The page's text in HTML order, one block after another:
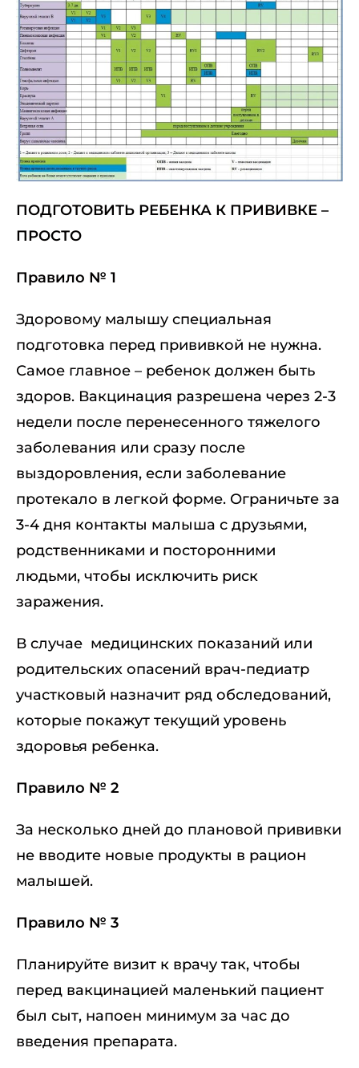
ПОДГОТОВИТЬ РЕБЕНКА К ПРИВИВКЕ –
ПРОСТО
Правило № 1
Здоровому малышу специальная
подготовка перед прививкой не нужна.
Самое главное – ребенок должен быть
здоров. Вакцинация разрешена через 2-3
недели после перенесенного тяжелого
заболевания или сразу после
выздоровления, если заболевание
протекало в легкой форме. Ограничьте за
3-4 дня контакты малыша с друзьями,
родственниками и посторонними
людьми, чтобы исключить риск
заражения.
В случае медицинских показаний или
родительских опасений врач-педиатр
участковый назначит ряд обследований,
которые покажут текущий уровень
здоровья ребенка.
Правило № 2
За несколько дней до плановой прививки
не вводите новые продукты в рацион
малышей.
Правило № 3
Планируйте визит к врачу так, чтобы
перед вакцинацией маленький пациент
был сыт, напоен минимум за час до
введения препарата.